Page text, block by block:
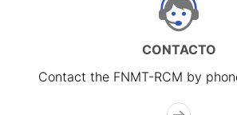
CONTACTO
Contact the FNMT-RCM by